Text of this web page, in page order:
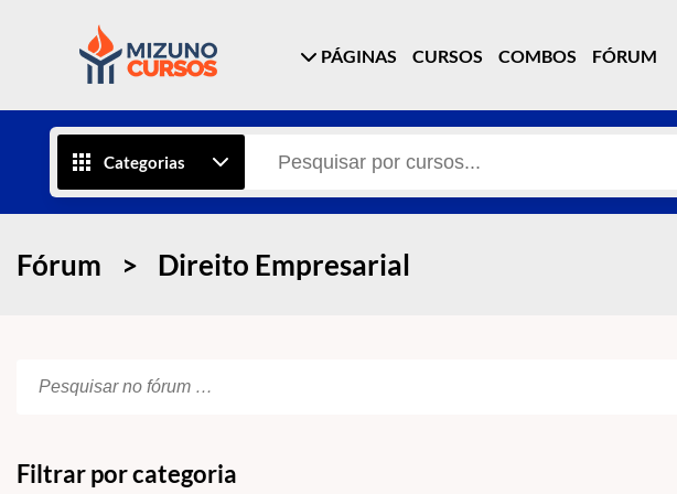
PÁGINAS CURSOS COMBOS FÓRUM
Categorias
Fórum > Direito Empresarial
Filtrar por categoria